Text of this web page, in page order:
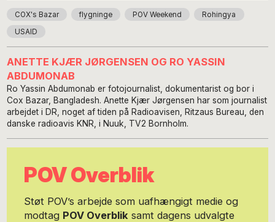
COX's Bazar flygninge POV Weekend Rohingya
USAID
ANETTE KJÆR JØRGENSEN OG RO YASSIN
ABDUMONAB
Ro Yassin Abdumonab er fotojournalist, dokumentarist og bor i
Cox Bazar, Bangladesh. Anette Kjær Jørgensen har som journalist
arbejdet i DR, noget af tiden på Radioavisen, Ritzaus Bureau, den
danske radioavis KNR, i Nuuk, TV2 Bornholm.
POV Overblik
Støt POV’s arbejde som uafhængigt medie og
modtag POV Overblik samt dagens udvalgte